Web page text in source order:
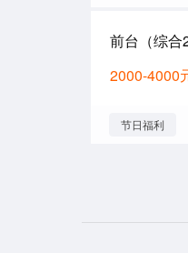
前台（综合
2000-4000
节日福利